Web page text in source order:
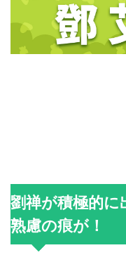
劉禅が積極的に
熟慮の痕が！